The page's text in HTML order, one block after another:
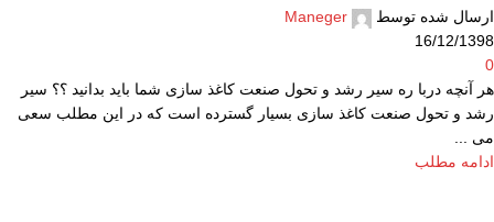
ارسال شده توسط
Maneger
16/12/1398
0
هر آنچه دربا ره سیر رشد و تحول صنعت کاغذ سازی شما باید بدانید ؟؟ سیر
رشد و تحول صنعت کاغذ سازی بسیار گسترده است که در این مطلب سعی
می ...
ادامه مطلب